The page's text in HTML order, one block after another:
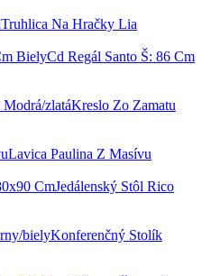
Truhlica Na Hračky Lia
Cd Regál Santo Š: 86 Cm
Kreslo Zo Zamatu
Lavica Paulina Z Masívu
Jedálenský Stôl Rico
Konferenčný Stolík